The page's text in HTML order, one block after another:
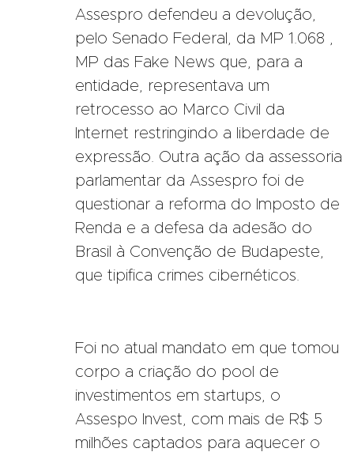
Assespro defendeu a devolução,
pelo Senado Federal, da MP 1.068 ,
MP das Fake News que, para a
entidade, representava um
retrocesso ao Marco Civil da
Internet restringindo a liberdade de
expressão. Outra ação da assessoria
parlamentar da Assespro foi de
questionar a reforma do Imposto de
Renda e a defesa da adesão do
Brasil à Convenção de Budapeste,
que tipifica crimes cibernéticos.
Foi no atual mandato em que tomou
corpo a criação do pool de
investimentos em startups, o
Assespo Invest, com mais de R$ 5
milhões captados para aquecer o